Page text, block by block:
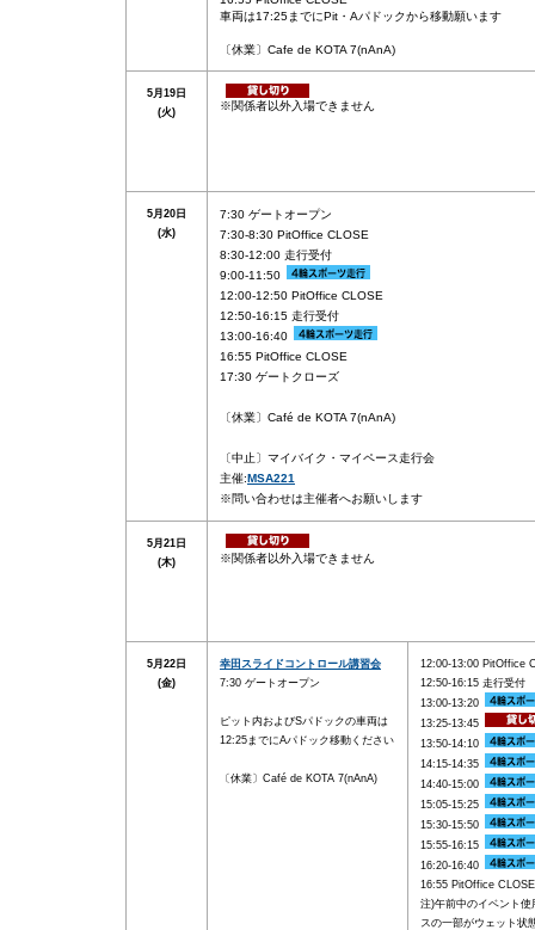
車両は17:25までにPit・Aパドックから移動願います
〔休業〕Cafe de KOTA 7(nAnA)
5月19日
(火)
※関係者以外入場できません
5月20日
(水)
7:30 ゲートオープン
7:30-8:30 PitOffice CLOSE
8:30-12:00 走行受付
9:00-11:50
12:00-12:50 PitOffice CLOSE
12:50-16:15 走行受付
13:00-16:40
16:55 PitOffice CLOSE
17:30 ゲートクローズ
〔休業〕Café de KOTA 7(nAnA)
〔中止〕マイバイク・マイペース走行会
主催:MSA221
※問い合わせは主催者へお願いします
5月21日
(木)
※関係者以外入場できません
5月22日
(金)
幸田スライドコントロール講習会
7:30 ゲートオープン
ピット内およびSパドックの車両は
12:25までにAパドック移動ください
〔休業〕Café de KOTA 7(nAnA)
12:00-13:00 PitOffice
12:50-16:15 走行受付
13:00-13:20
13:25-13:45
13:50-14:10
14:15-14:35
14:40-15:00
15:05-15:25
15:30-15:50
15:55-16:15
16:20-16:40
16:55 PitOffice CLOSE
注)午前中のイベント使
スの一部がウェット状